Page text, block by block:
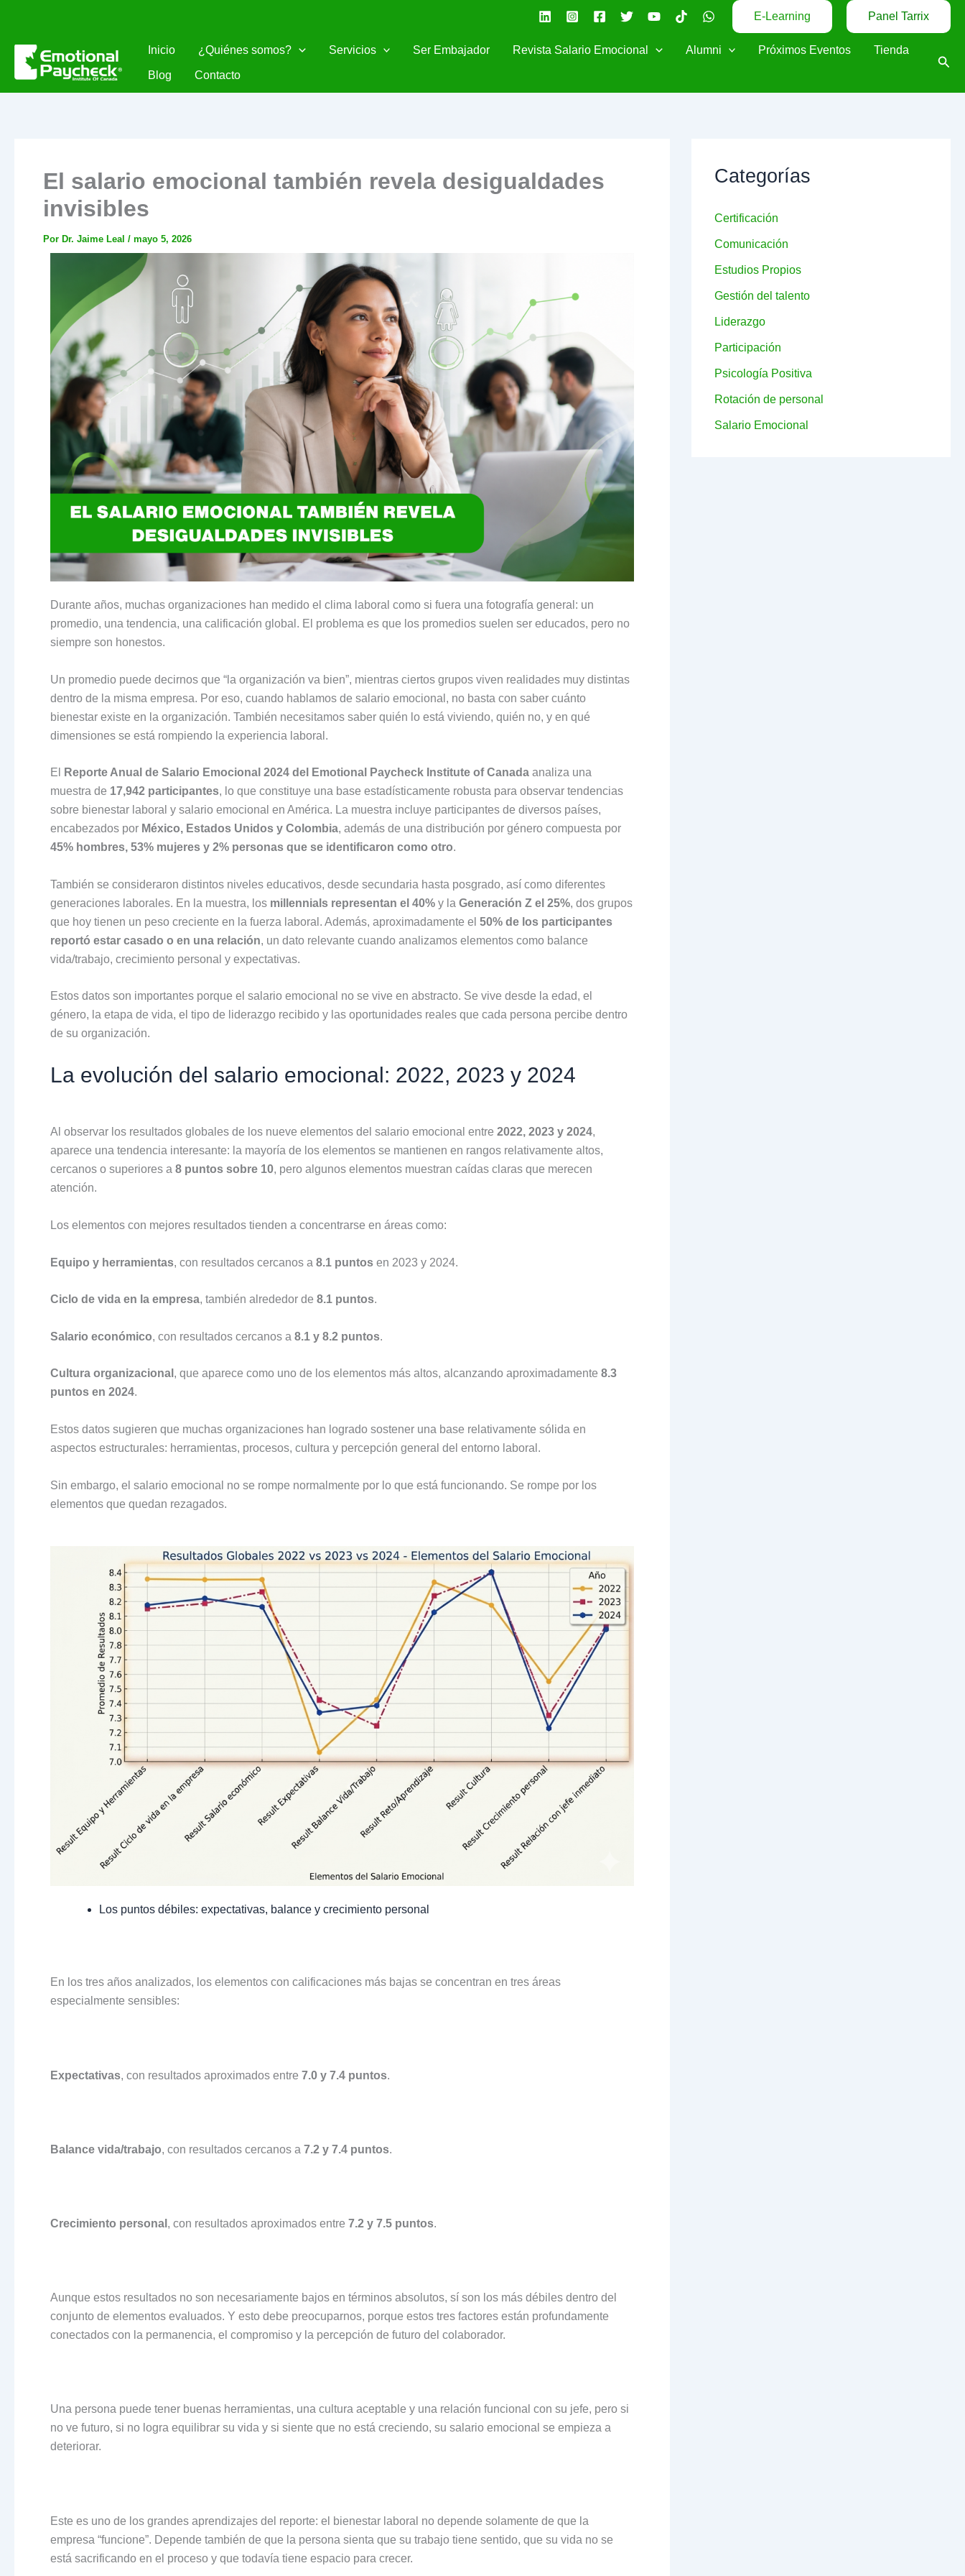
contenido
E-Learning Panel Tarrix
Inicio ¿Quiénes somos? Servicios Ser Embajador Revista Salario Emocional Alumni Próximos Eventos Tienda
Blog Contacto
El salario emocional también revela desigualdades
invisibles
Por Dr. Jaime Leal / mayo 5, 2026
Durante años, muchas organizaciones han medido el clima laboral como si fuera una fotografía general: un
promedio, una tendencia, una calificación global. El problema es que los promedios suelen ser educados, pero no
siempre son honestos.
Un promedio puede decirnos que “la organización va bien”, mientras ciertos grupos viven realidades muy distintas
dentro de la misma empresa. Por eso, cuando hablamos de salario emocional, no basta con saber cuánto
bienestar existe en la organización. También necesitamos saber quién lo está viviendo, quién no, y en qué
dimensiones se está rompiendo la experiencia laboral.
El Reporte Anual de Salario Emocional 2024 del Emotional Paycheck Institute of Canada analiza una
muestra de 17,942 participantes, lo que constituye una base estadísticamente robusta para observar tendencias
sobre bienestar laboral y salario emocional en América. La muestra incluye participantes de diversos países,
encabezados por México, Estados Unidos y Colombia, además de una distribución por género compuesta por
45% hombres, 53% mujeres y 2% personas que se identificaron como otro.
También se consideraron distintos niveles educativos, desde secundaria hasta posgrado, así como diferentes
generaciones laborales. En la muestra, los millennials representan el 40% y la Generación Z el 25%, dos grupos
que hoy tienen un peso creciente en la fuerza laboral. Además, aproximadamente el 50% de los participantes
reportó estar casado o en una relación, un dato relevante cuando analizamos elementos como balance
vida/trabajo, crecimiento personal y expectativas.
Estos datos son importantes porque el salario emocional no se vive en abstracto. Se vive desde la edad, el
género, la etapa de vida, el tipo de liderazgo recibido y las oportunidades reales que cada persona percibe dentro
de su organización.
La evolución del salario emocional: 2022, 2023 y 2024
Al observar los resultados globales de los nueve elementos del salario emocional entre 2022, 2023 y 2024,
aparece una tendencia interesante: la mayoría de los elementos se mantienen en rangos relativamente altos,
cercanos o superiores a 8 puntos sobre 10, pero algunos elementos muestran caídas claras que merecen
atención.
Los elementos con mejores resultados tienden a concentrarse en áreas como:
Equipo y herramientas, con resultados cercanos a 8.1 puntos en 2023 y 2024.
Ciclo de vida en la empresa, también alrededor de 8.1 puntos.
Salario económico, con resultados cercanos a 8.1 y 8.2 puntos.
Cultura organizacional , que aparece como uno de los elementos más altos, alcanzando aproximadamente 8.3
puntos en 2024.
Estos datos sugieren que muchas organizaciones han logrado sostener una base relativamente sólida en
aspectos estructurales: herramientas, procesos, cultura y percepción general del entorno laboral.
Sin embargo, el salario emocional no se rompe normalmente por lo que está funcionando. Se rompe por los
elementos que quedan rezagados.
Los puntos débiles: expectativas, balance y crecimiento personal
En los tres años analizados, los elementos con calificaciones más bajas se concentran en tres áreas
especialmente sensibles:
Expectativas, con resultados aproximados entre 7.0 y 7.4 puntos.
Balance vida/trabajo, con resultados cercanos a 7.2 y 7.4 puntos.
Crecimiento personal , con resultados aproximados entre 7.2 y 7.5 puntos.
Aunque estos resultados no son necesariamente bajos en términos absolutos, sí son los más débiles dentro del
conjunto de elementos evaluados. Y esto debe preocuparnos, porque estos tres factores están profundamente
conectados con la permanencia, el compromiso y la percepción de futuro del colaborador.
Una persona puede tener buenas herramientas, una cultura aceptable y una relación funcional con su jefe, pero si
no ve futuro, si no logra equilibrar su vida y si siente que no está creciendo, su salario emocional se empieza a
deteriorar.
Este es uno de los grandes aprendizajes del reporte: el bienestar laboral no depende solamente de que la
empresa “funcione”. Depende también de que la persona sienta que su trabajo tiene sentido, que su vida no se
está sacrificando en el proceso y que todavía tiene espacio para crecer.
Categorías
Certificación
Comunicación
Estudios Propios
Gestión del talento
Liderazgo
Participación
Psicología Positiva
Rotación de personal
Salario Emocional